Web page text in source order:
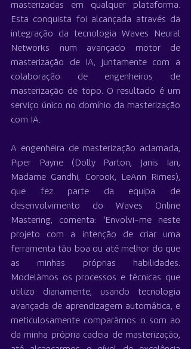
masterizadas em qualquer plataforma.
Esta conquista foi alcançada através da
integração da tecnologia Waves Neural
Networks num avançado motor de
masterização de IA, juntamente com a
colaboração de engenheiros de
masterização de topo. O resultado é um
serviço único no domínio da masterização
com IA.
A engenheira de masterização aclamada,
Piper Payne (Dolly Parton, Janis Ian,
Madame Gandhi, Corook, LeAnn Rimes),
que fez parte da equipa de
desenvolvimento do Waves Online
Mastering, comenta: 'Envolvi-me neste
projeto com a intenção de criar uma
ferramenta tão boa ou até melhor do que
as minhas próprias habilidades.
Modelámos os processos e técnicas que
utilizo diariamente, usando tecnologia
avançada de aprendizagem automática, e
meticulosamente comparámos o som ao
da minha própria cadeia de masterização,